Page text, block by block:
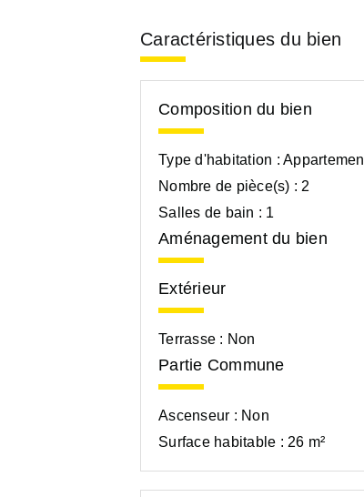
Caractéristiques du bien
Composition du bien
Type d'habitation :
Nombre de pièce(s) : 2
Salles de bain : 1
Aménagement du bien
Extérieur
Terrasse : Non
Partie Commune
Ascenseur : Non
Surface habitable : 26 m²